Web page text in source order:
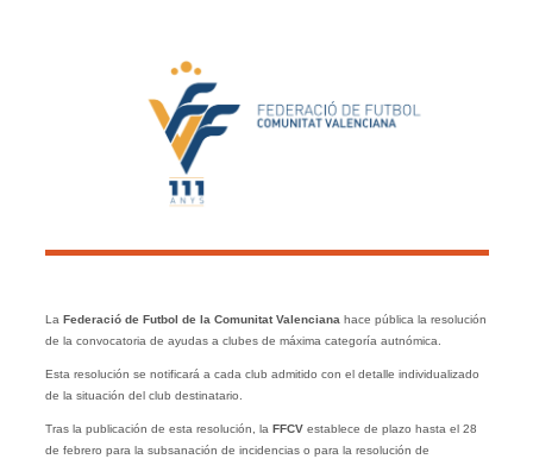
La Federació de Futbol de la Comunitat Valenciana hace pública la resolución
de la convocatoria de ayudas a clubes de máxima categoría autnómica.
Esta resolución se notificará a cada club admitido con el detalle individualizado
de la situación del club destinatario.
Tras la publicación de esta resolución, la FFCVestablece de plazo hasta el 28
de febrero para la subsanación de incidencias o para la resolución de